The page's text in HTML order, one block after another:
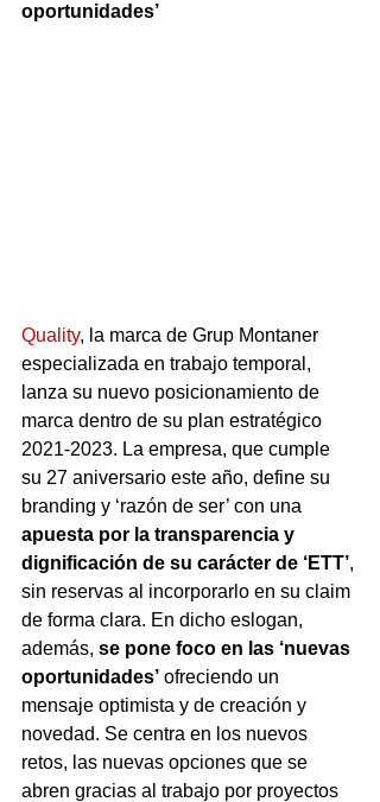
oportunidades’
Quality, la marca de Grup Montaner
especializada en trabajo temporal,
lanza su nuevo posicionamiento de
marca dentro de su plan estratégico
2021-2023. La empresa, que cumple
su 27 aniversario este año, define su
branding y ‘razón de ser’ con una
apuesta por la transparencia y
dignificación de su carácter de ‘ETT’,
sin reservas al incorporarlo en su claim
de forma clara. En dicho eslogan,
además, se pone foco en las ‘nuevas
oportunidades’ ofreciendo un
mensaje optimista y de creación y
novedad. Se centra en los nuevos
retos, las nuevas opciones que se
abren gracias al trabajo por proyectos